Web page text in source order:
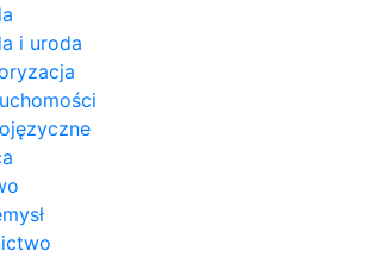
i uroda